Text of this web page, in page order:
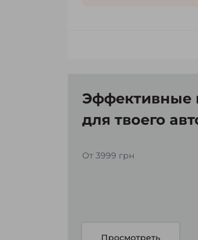
Эффективные
для твоего
От 3999 грн
Просмотреть